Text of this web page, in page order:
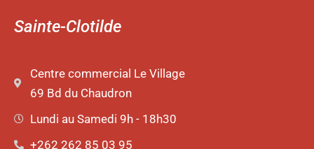
Sainte-Clotilde
Centre commercial Le Village
69 Bd du Chaudron
Lundi au Samedi 9h - 18h30
+262 262 85 03 95